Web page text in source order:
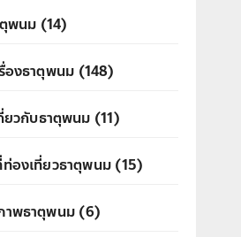
พนม (14)
องธาตุพนม (148)
ยวกับธาตุพนม (11)
องเที่ยวธาตุพนม(15)
าพธาตุพนม (6)